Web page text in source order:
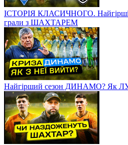
ІСТОРІЯ КЛАСИЧНОГО. Найгірші
грали з ШАХТАРЕМ
Найгірший сезон ДИНАМО? Як